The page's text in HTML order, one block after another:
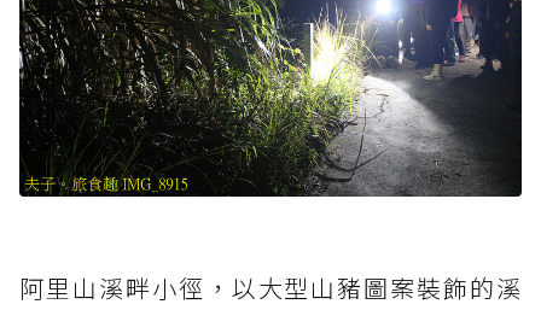
阿里山溪畔小徑，以大型山豬圖案裝飾的溪